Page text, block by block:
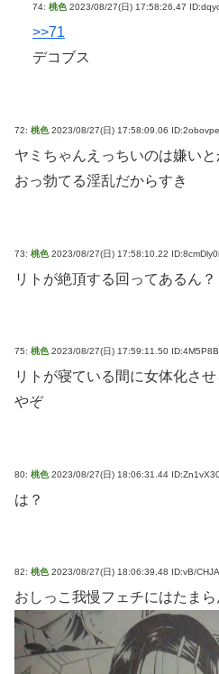
74: 桃色 2023/08/27(日) 17:58:26.47
>>71
デコブス
72: 桃色 2023/08/27(日) 17:58:09.06
ヤミちゃんえっちいのは嫌い
おっ勃てる淫乱だからすき
73: 桃色 2023/08/27(日) 17:58:10.22
リトが絶頂する回ってあるん？
75: 桃色 2023/08/27(日) 17:59:11.50
リトが寝ている間に女体化さ
やぞ
80: 桃色 2023/08/27(日) 18:06:31.44
は？
82: 桃色 2023/08/27(日) 18:06:39.48 ID:vB/
おしっこ我慢フェチにはたまら